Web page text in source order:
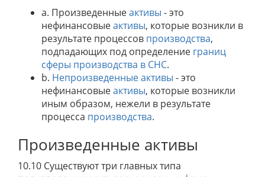
a. Произведенныеактивы - это
нефинансовыеактивы, которые возникли в
результате процессов производства,
подпадающих под определение границ
сферы производства в СНС.
b. Непроизведенные активы - это
нефинансовыеактивы, которые возникли
иным образом, нежели в результате
процесса производства.
Произведенные активы
10.10 Существуют три главных типа